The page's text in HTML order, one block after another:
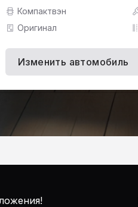
Компактвэн
Оригинал
Изменить автомобиль